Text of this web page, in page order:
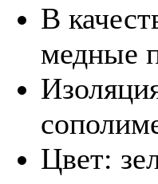
В
медные
Цвет: